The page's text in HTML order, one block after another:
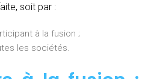
soit par :
à la fusion ;
les sociétés.